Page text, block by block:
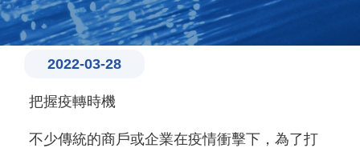
2022-03-28
把握疫轉時機
不少傳統的商戶或企業在疫情衝擊下，為了打